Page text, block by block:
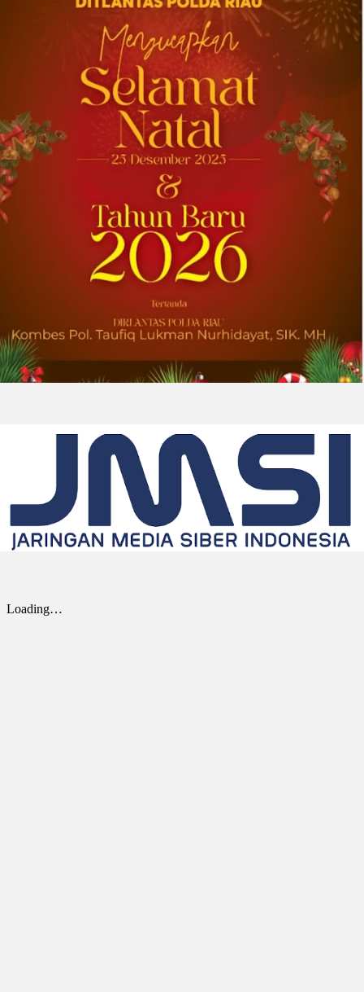
Univar Solutions Mengakuisisi H.M.
Royal, Memperluas Jangkauan di Pasar
Bahan Aditif untuk Karet, Plastik, dan
Perekat di Amerika Serikat
Memperkuat layanan dan rantai pasok di
pasar-pasar utama AS dengan memadukan
satu abad keahlian teknis dan hubungan
pelanggan yang dilandasi kepercayaan
DOWNERS GROVE, Illinois, Aug. 04, 2026 ...
2026-08-01 00:27:35| Source:
Univar Solutions Mengapresiasi Mitra
Awards Tahunan
DOWNERS GROVE, Illinois, Aug. 01, 2026
(GLOBE NEWSWIRE) -- Univar Solutions LLC
(“Univar Solutions” atau “Perusahaan”),
penyedia solusi global terkemuka bagi